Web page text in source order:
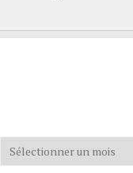
Archives